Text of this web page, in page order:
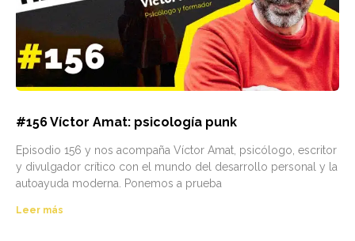
#156 Víctor Amat: psicología punk
Episodio 156 y nos acompaña Víctor Amat, psicólogo, escritor
y divulgador crítico con el mundo del desarrollo personal y la
autoayuda moderna. Ponemos a prueba
Leer más